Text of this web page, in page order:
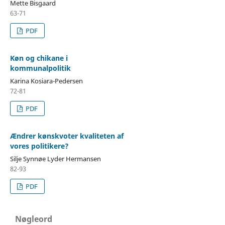
Mette Bisgaard
63-71
PDF
Køn og chikane i
kommunalpolitik
Karina Kosiara-Pedersen
72-81
PDF
Ændrer kønskvoter kvaliteten af
vores politikere?
Silje Synnøe Lyder Hermansen
82-93
PDF
Nøgleord